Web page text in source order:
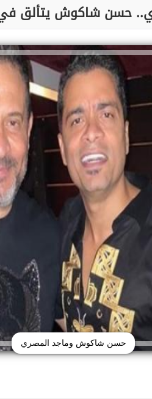
حسن شاكوش يتألق
حسن شاكوش وماجد المصري